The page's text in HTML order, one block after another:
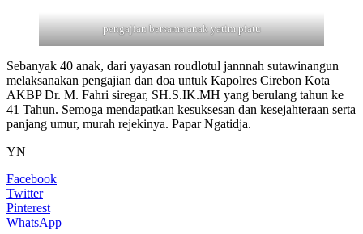
pengajian bersama anak yatim piatu
Sebanyak 40 anak, dari yayasan roudlotul jannnah sutawinangun
melaksanakan pengajian dan doa untuk Kapolres Cirebon Kota
AKBP Dr. M. Fahri siregar, SH.S.IK.MH yang berulang tahun ke
41 Tahun. Semoga mendapatkan kesuksesan dan kesejahteraan serta
panjang umur, murah rejekinya. Papar Ngatidja.
YN
Facebook
Twitter
Pinterest
WhatsApp